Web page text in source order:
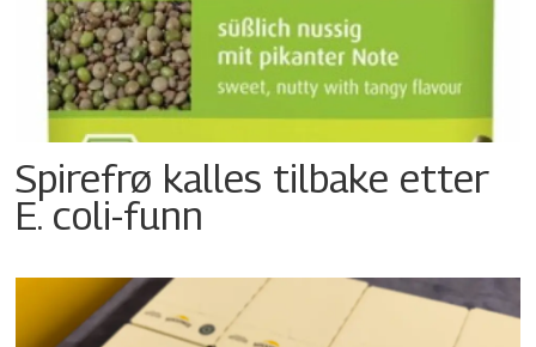
Spirefrø kalles tilbake etter
E. coli-funn